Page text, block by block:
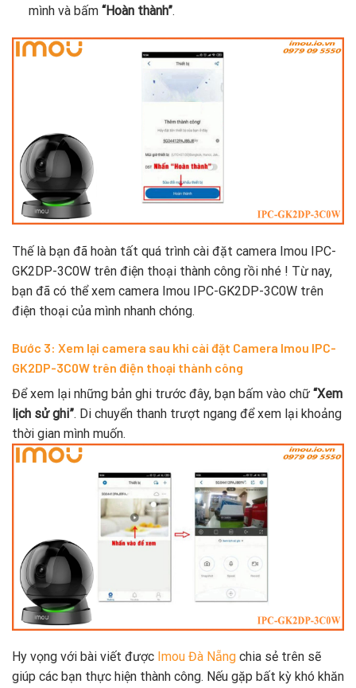
mình và bấm “Hoàn thành”.
Thế là bạn đã hoàn tất quá trình cài đặt camera Imou IPC-
GK2DP-3C0W trên điện thoại thành công rồi nhé ! Từ nay,
bạn đã có thể xem camera Imou IPC-GK2DP-3C0W trên
điện thoại của mình nhanh chóng.
Bước 3: Xem lại camera sau khi cài đặt Camera Imou IPC-
GK2DP-3C0W trên điện thoại thành công
Để xem lại những bản ghi trước đây, bạn bấm vào chữ “Xem
lịch sử ghi”. Di chuyển thanh trượt ngang để xem lại khoảng
thời gian mình muốn.
Hy vọng với bài viết được Imou Đà Nẵng chia sẻ trên sẽ
giúp các bạn thực hiện thành công. Nếu gặp bất kỳ khó khăn